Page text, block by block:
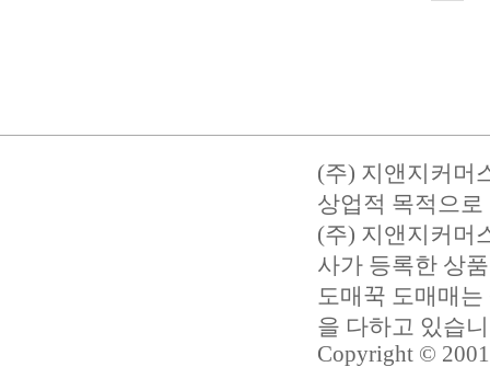
(주) 지앤지커머
상업적 목적으
(주) 지앤지커머
사가 등록한 상
도매꾹 도매매
을 다하고 있습
Copyright ©